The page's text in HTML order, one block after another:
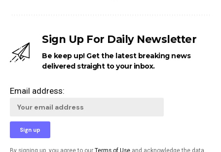
Sign Up For Daily Newsletter
Be keep up! Get the latest breaking news
delivered straight to your inbox.
Email address:
By signing up, you agree to our Terms of Use and acknowledge the data